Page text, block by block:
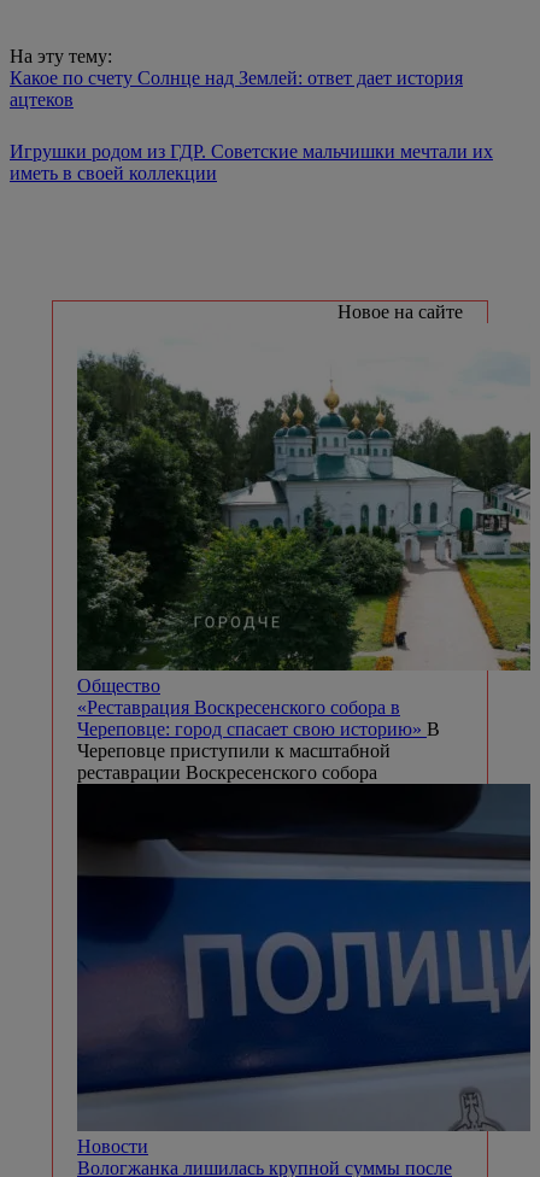
На эту тему:
Какое по счету Солнце над Землей: ответ дает история
ацтеков
Игрушки родом из ГДР. Советские мальчишки мечтали их
иметь в своей коллекции
Новое на сайте
Общество
«Реставрация Воскресенского собора в
Череповце: город спасает свою историю» В
Череповце приступили к масштабной
реставрации Воскресенского собора
Новости
Вологжанка лишилась крупной суммы после